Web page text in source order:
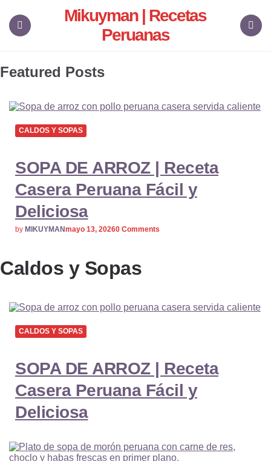
Mikuyman | Recetas
Peruanas
Featured Posts
CALDOS Y SOPAS
SOPA DE ARROZ | Receta
Casera Peruana Fácil y
Deliciosa
Posted
by
by MIKUYMANmayo 13, 20260 Comments
Caldos y Sopas
CALDOS Y SOPAS
SOPA DE ARROZ | Receta
Casera Peruana Fácil y
Deliciosa